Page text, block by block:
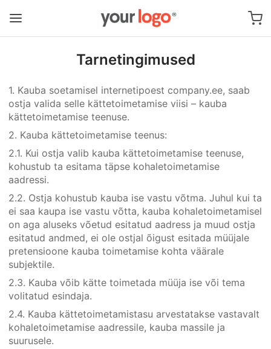
Tarnetingimused
1. Kauba soetamisel internetipoest company.ee, saab
ostja valida selle kättetoimetamise viisi – kauba
kättetoimetamise teenuse.
2. Kauba kättetoimetamise teenus:
2.1. Kui ostja valib kauba kättetoimetamise teenuse,
kohustub ta esitama täpse kohaletoimetamise
aadressi.
2.2. Ostja kohustub kauba ise vastu võtma. Juhul kui ta
ei saa kaupa ise vastu võtta, kauba kohaletoimetamisel
on aga aluseks võetud esitatud aadress ja muud ostja
esitatud andmed, ei ole ostjal õigust esitada müüjale
pretensioone kauba toimetamise kohta väärale
subjektile.
2.3. Kauba võib kätte toimetada müüja ise või tema
volitatud esindaja.
2.4. Kauba kättetoimetamistasu arvestatakse vastavalt
kohaletoimetamise aadressile, kauba massile ja
suurusele.